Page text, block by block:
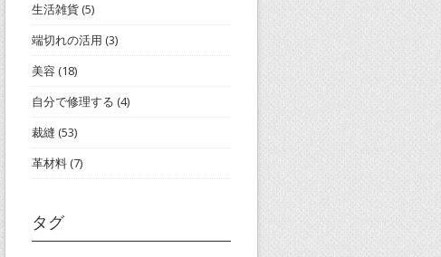
生活雑貨(5)
端切れの活用 (3)
美容 (18)
自分で修理する (4)
裁縫 (53)
革材料(7)
タグ